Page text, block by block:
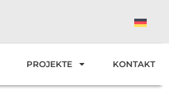
PROJEKTE KONTAKT